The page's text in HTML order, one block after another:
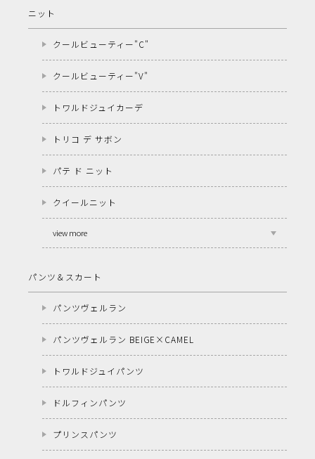
ニット
クールビューティー"C"
クールビューティー"V"
トワルドジュイカーデ
トリコ デ サボン
パテ ド ニット
クイールニット
view more
パンツ＆スカート
パンツヴェルラン
パンツヴェルラン BEIGE×CAMEL
トワルドジュイパンツ
ドルフィンパンツ
プリンスパンツ